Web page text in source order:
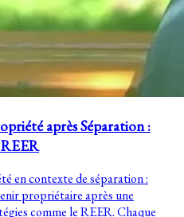
après Séparation :
en contexte de séparation :
propriétaire après une
comme le REER. Chaque